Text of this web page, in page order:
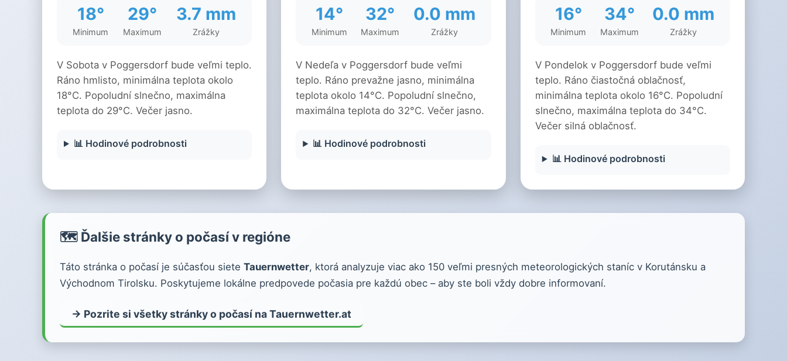
18°
Minimum
29°
Maximum
3.7 mm
Zrážky
V Sobota v Poggersdorf bude veľmi teplo.
Ráno hmlisto, minimálna teplota okolo
18°C. Popoludní slnečno, maximálna
teplota do 29°C. Večer jasno.
📊 Hodinové podrobnosti
14°
Minimum
32°
Maximum
0.0 mm
Zrážky
V Nedeľa v Poggersdorf bude veľmi
teplo. Ráno prevažne jasno, minimálna
teplota okolo 14°C. Popoludní slnečno,
maximálna teplota do 32°C. Večer jasno.
📊 Hodinové podrobnosti
16°
Minimum
34°
Maximum
0.0 mm
Zrážky
V Pondelok v Poggersdorf bude veľmi
teplo. Ráno čiastočná oblačnosť,
minimálna teplota okolo 16°C. Popoludní
slnečno, maximálna teplota do 34°C.
Večer silná oblačnosť.
📊 Hodinové podrobnosti
🗺️ Ďalšie stránky o počasí v regióne
Táto stránka o počasí je súčasťou siete Tauernwetter, ktorá analyzuje viac ako 150 veľmi presných meteorologických staníc v Korutánsku a
Východnom Tirolsku. Poskytujeme lokálne predpovede počasia pre každú obec – aby ste boli vždy dobre informovaní.
→ Pozrite si všetky stránky o počasí na Tauernwetter.at